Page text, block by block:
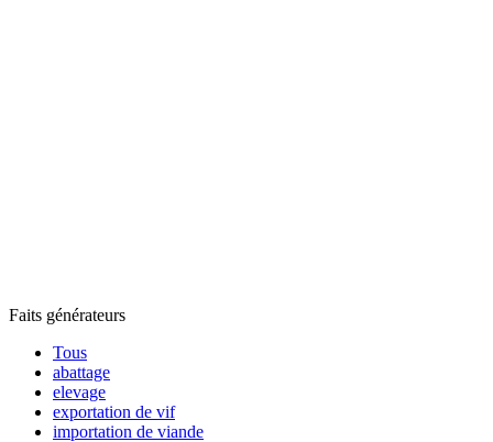
Faits générateurs
Tous
abattage
elevage
exportation de vif
importation de viande